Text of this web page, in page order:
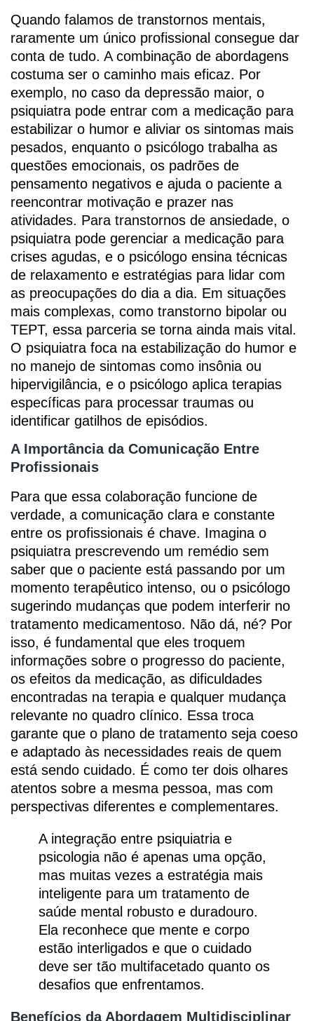
Quando falamos de transtornos mentais,
raramente um único profissional consegue dar
conta de tudo. A combinação de abordagens
costuma ser o caminho mais eficaz. Por
exemplo, no caso da depressão maior, o
psiquiatra pode entrar com a medicação para
estabilizar o humor e aliviar os sintomas mais
pesados, enquanto o psicólogo trabalha as
questões emocionais, os padrões de
pensamento negativos e ajuda o paciente a
reencontrar motivação e prazer nas
atividades. Para transtornos de ansiedade, o
psiquiatra pode gerenciar a medicação para
crises agudas, e o psicólogo ensina técnicas
de relaxamento e estratégias para lidar com
as preocupações do dia a dia. Em situações
mais complexas, como transtorno bipolar ou
TEPT, essa parceria se torna ainda mais vital.
O psiquiatra foca na estabilização do humor e
no manejo de sintomas como insônia ou
hipervigilância, e o psicólogo aplica terapias
específicas para processar traumas ou
identificar gatilhos de episódios.
A Importância da Comunicação Entre
Profissionais
Para que essa colaboração funcione de
verdade, a comunicação clara e constante
entre os profissionais é chave. Imagina o
psiquiatra prescrevendo um remédio sem
saber que o paciente está passando por um
momento terapêutico intenso, ou o psicólogo
sugerindo mudanças que podem interferir no
tratamento medicamentoso. Não dá, né? Por
isso, é fundamental que eles troquem
informações sobre o progresso do paciente,
os efeitos da medicação, as dificuldades
encontradas na terapia e qualquer mudança
relevante no quadro clínico. Essa troca
garante que o plano de tratamento seja coeso
e adaptado às necessidades reais de quem
está sendo cuidado. É como ter dois olhares
atentos sobre a mesma pessoa, mas com
perspectivas diferentes e complementares.
A integração entre psiquiatria e
psicologia não é apenas uma opção,
mas muitas vezes a estratégia mais
inteligente para um tratamento de
saúde mental robusto e duradouro.
Ela reconhece que mente e corpo
estão interligados e que o cuidado
deve ser tão multifacetado quanto os
desafios que enfrentamos.
Benefícios da Abordagem Multidisciplinar